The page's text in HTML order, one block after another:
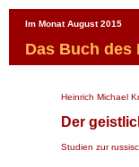
Im Monat August 2015
Das Buch des
Heinrich Michael
Der
Studien zur